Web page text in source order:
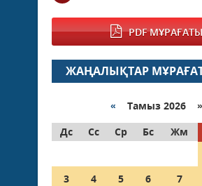
PDF МҰРАҒАТЫ
ЖАҢАЛЫҚТАР
« Тамыз 2026 »
Дс
Сс Ср Бс Жм
3
4 5 6 7